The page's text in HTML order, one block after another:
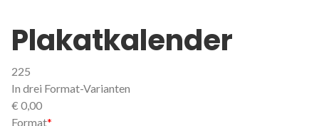
Plakatkalender
225
In drei Format-Varianten
€ 0,00
Pflichtfeld
Format*